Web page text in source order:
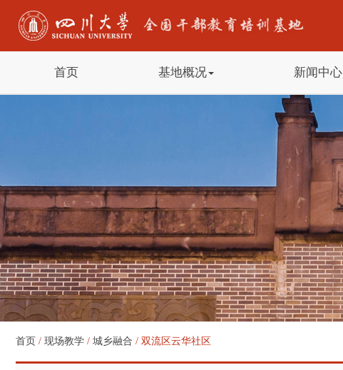
首页 基地概况 新闻中心
首页 / 现场教学 / 城乡融合 / 双流区云华社区